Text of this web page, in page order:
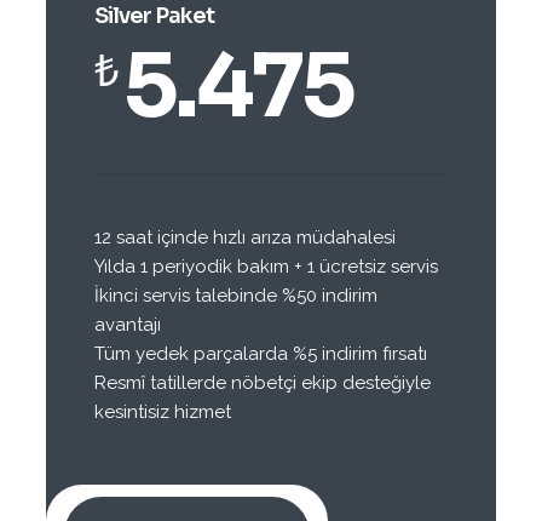
Silver Paket
₺5.475
12 saat içinde hızlı arıza müdahalesi
Yılda 1 periyodik bakım + 1 ücretsiz servis
İkinci servis talebinde %50 indirim
avantajı
Tüm yedek parçalarda %5 indirim fırsatı
Resmî tatillerde nöbetçi ekip desteğiyle
kesintisiz hizmet